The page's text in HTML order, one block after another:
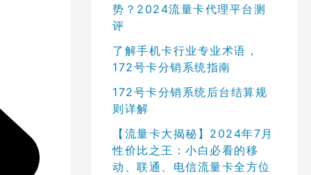
势？2024流量卡代理平台测
评
了解手机卡行业专业术语，
172号卡分销系统指南
172号卡分销系统后台结算规
则详解
【流量卡大揭秘】2024年7月
性价比之王：小白必看的移
动、联通、电信流量卡全方位